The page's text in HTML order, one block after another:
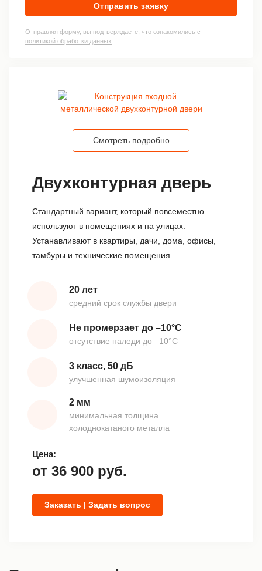
Отправить заявку
Отправляя форму, вы подтверждаете, что ознакомились с
политикой обработки данных
Двухконтурная дверь
Стандартный вариант, который повсеместно
используют в помещениях и на улицах.
Устанавливают в квартиры, дачи, дома, офисы,
тамбуры и технические помещения.
20 лет
средний срок службы двери
Не промерзает до –10°С
отсутствие наледи до –10°С
3 класс, 50 дБ
улучшенная шумоизоляция
2 мм
минимальная толщина
холоднокатаного металла
Цена:
от 36 900 руб.
Заказать | Задать вопрос
Смотреть подробно